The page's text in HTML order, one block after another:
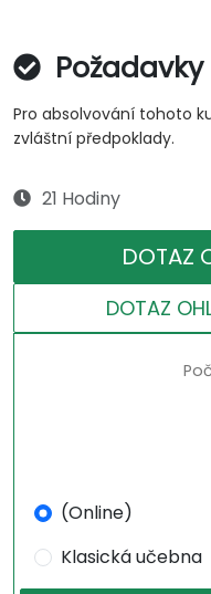
Požadavky
Pro absolvování tohoto
zvláštní předpoklady.
21 Hodiny
DOTAZ
DOTAZ
(Online)
Klasická učebna